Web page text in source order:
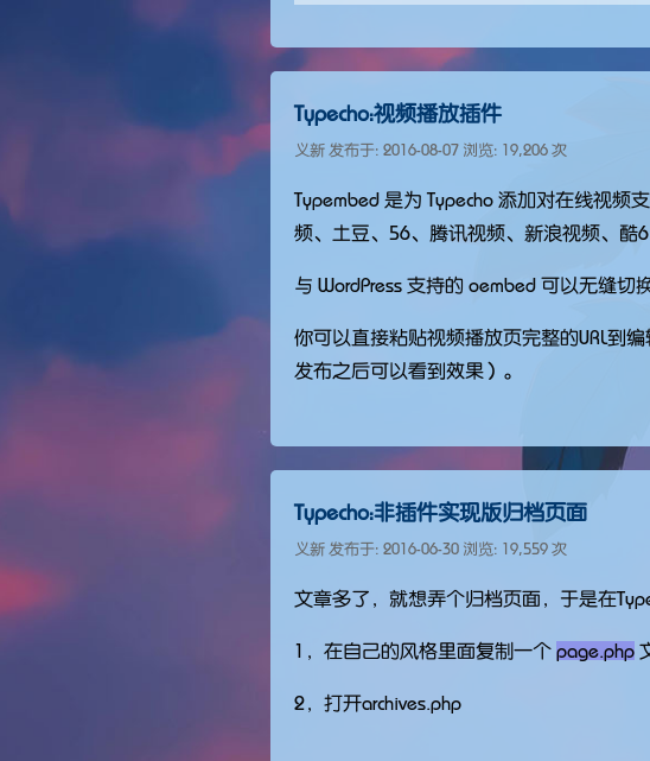
Typecho：视频播放插件
义新 发布于: 2016-08-07 浏览: 19,206 次
Typembed 是为 Typecho 添加对在线视频
频、土豆、56、腾讯视频、新浪视频、酷6
与 WordPress 支持的 oembed 可以无缝切
你可以直接粘贴视频播放页完整的URL到
发布之后可以看到效果）。
Typecho：非插件实现版归档页面
义新 发布于: 2016-06-30 浏览: 19,559 次
文章多了，就想弄个归档页面，于是在
1，在自己的风格里面复制一个 page.php
2，打开archives.php